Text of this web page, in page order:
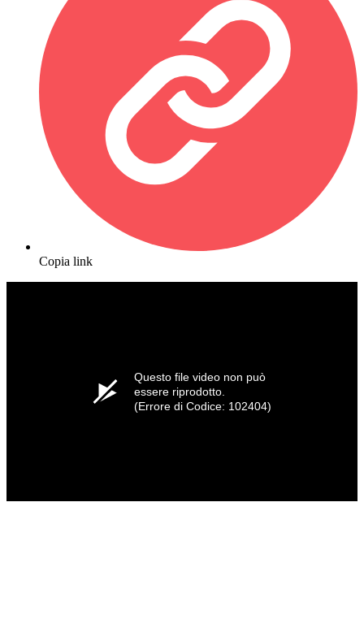
Copia link
Questo file video non può
essere riprodotto.
(Errore di Codice: 102404)